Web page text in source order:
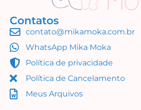
Abelha Bailarina (Simples
R$16,99
Adicionar ao carrinho
Contatos
contato@mikamoka.com.br
WhatsApp Mika Moka
Política de privacidade
Política de Cancelamento
Meus Arquivos